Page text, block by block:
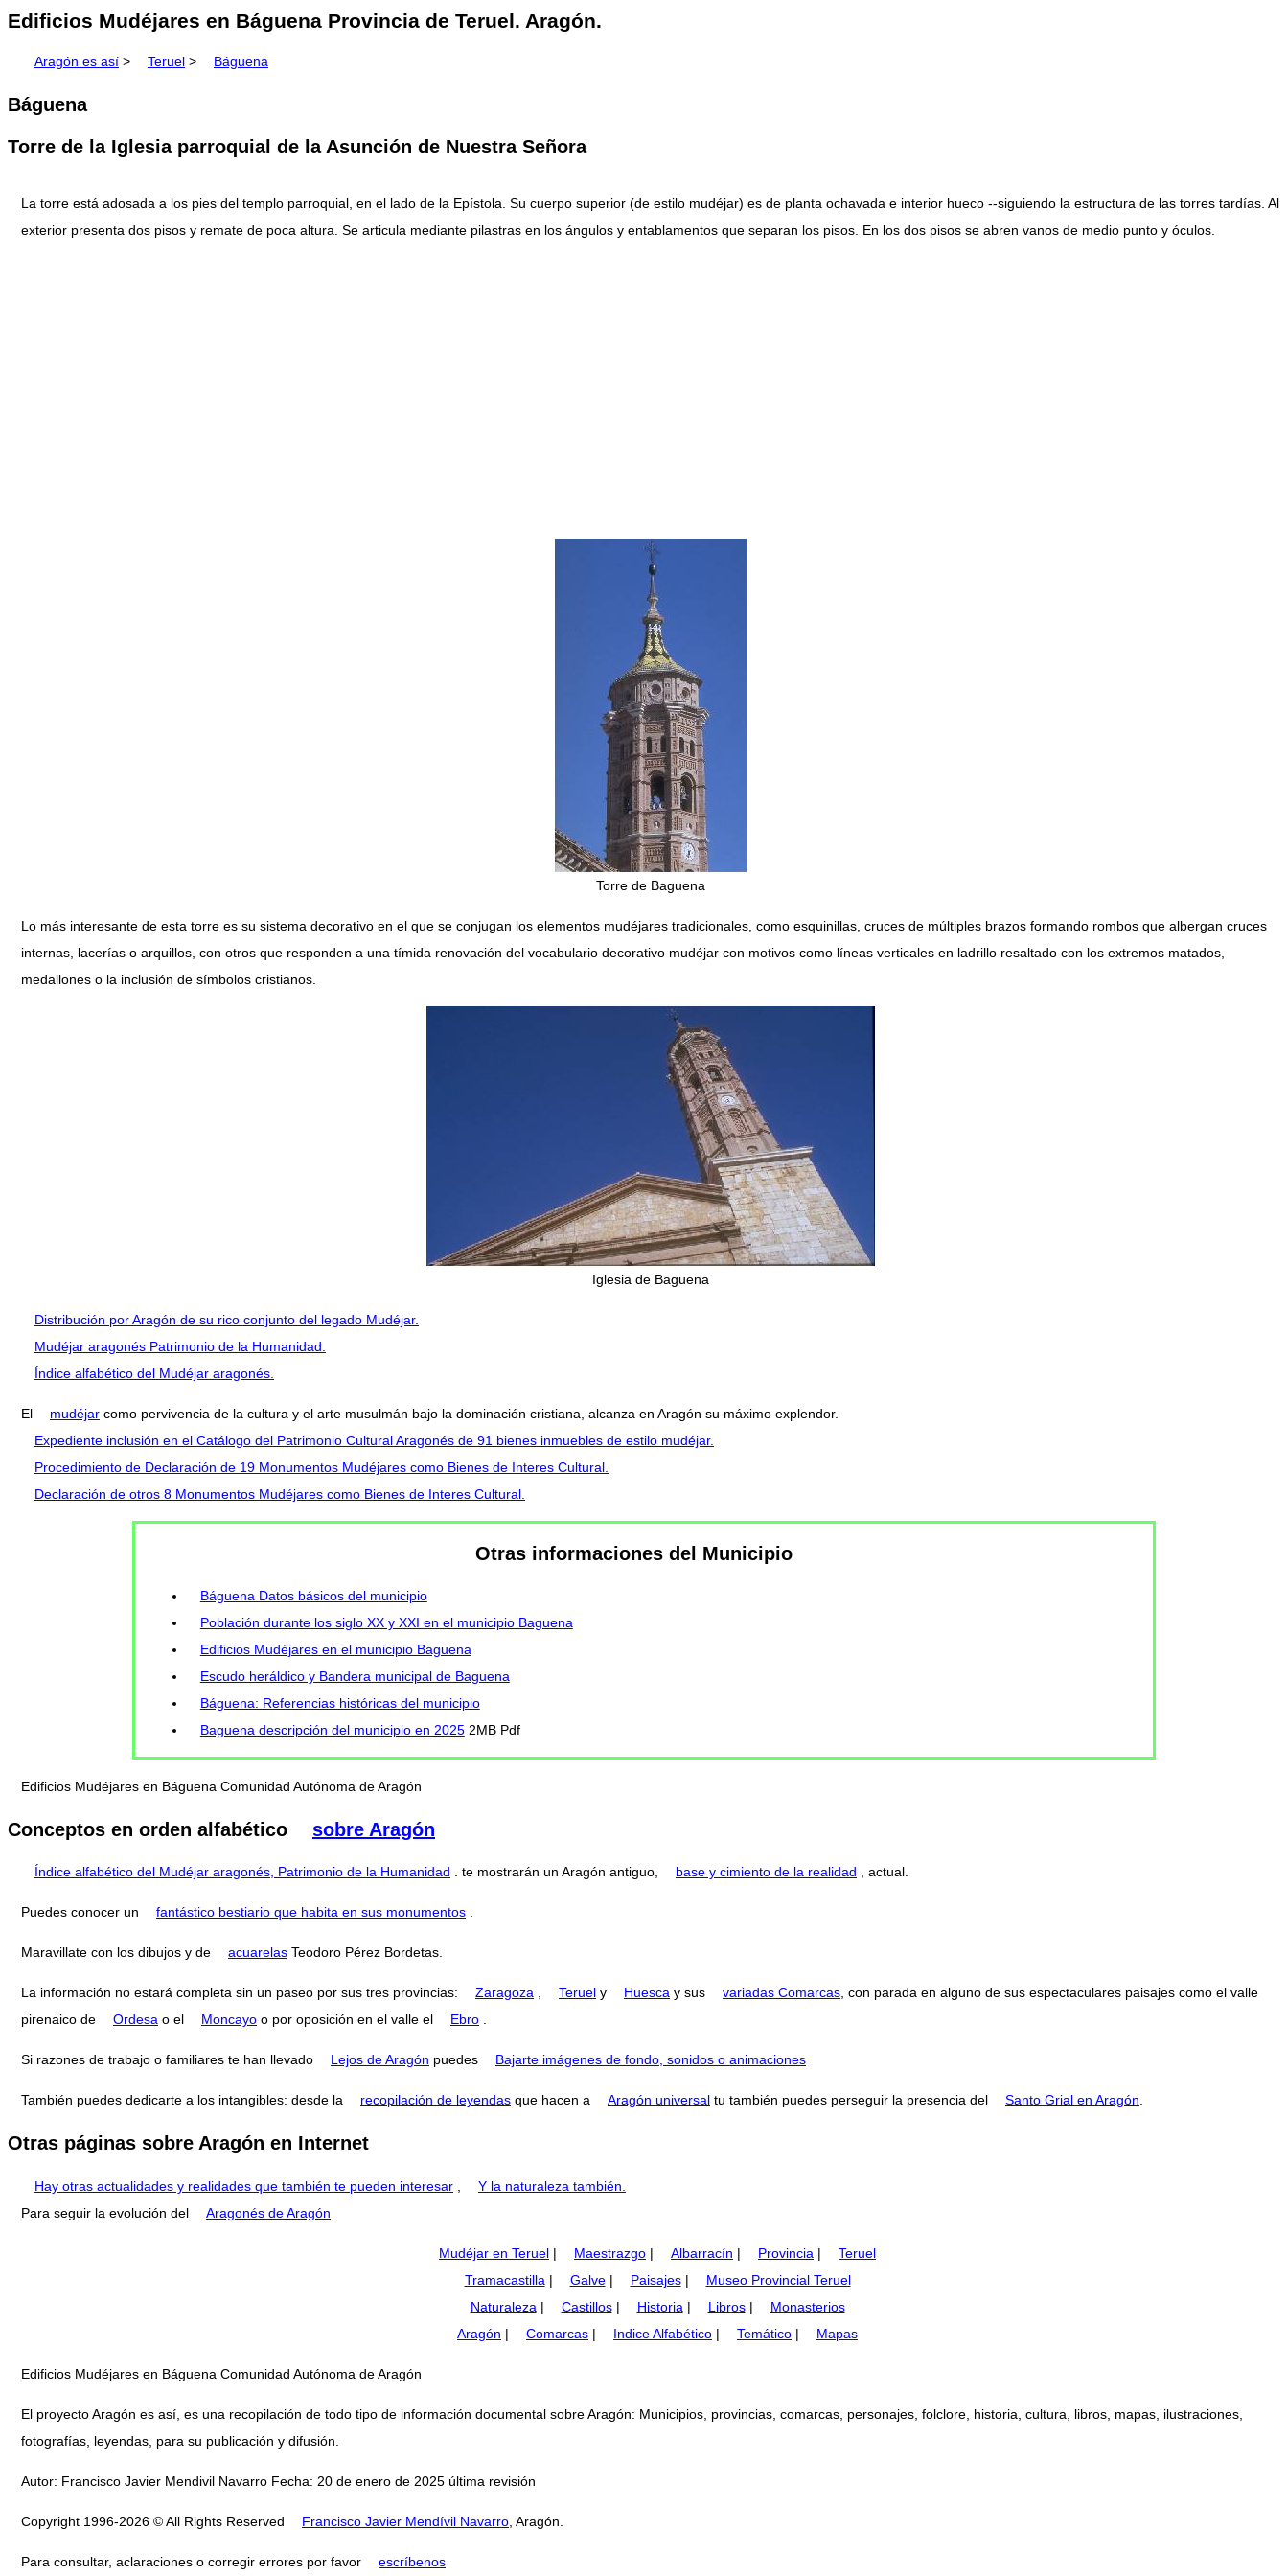
Edificios Mudéjares en Báguena Provincia de Teruel. Aragón.
Aragón es así > Teruel > Báguena
Báguena
Torre de la Iglesia parroquial de la Asunción de Nuestra Señora
La torre está adosada a los pies del templo parroquial, en el lado de la Epístola. Su cuerpo superior (de estilo mudéjar) es de planta ochavada e interior hueco --siguiendo la estructura de las torres tardías. Al
exterior presenta dos pisos y remate de poca altura. Se articula mediante pilastras en los ángulos y entablamentos que separan los pisos. En los dos pisos se abren vanos de medio punto y óculos.
Torre de Baguena
Lo más interesante de esta torre es su sistema decorativo en el que se conjugan los elementos mudéjares tradicionales, como esquinillas, cruces de múltiples brazos formando rombos que albergan cruces
internas, lacerías o arquillos, con otros que responden a una tímida renovación del vocabulario decorativo mudéjar con motivos como líneas verticales en ladrillo resaltado con los extremos matados,
medallones o la inclusión de símbolos cristianos.
Iglesia de Baguena
Distribución por Aragón de su rico conjunto del legado Mudéjar.
Mudéjar aragonés Patrimonio de la Humanidad.
Índice alfabético del Mudéjar aragonés.
El mudéjar como pervivencia de la cultura y el arte musulmán bajo la dominación cristiana, alcanza en Aragón su máximo explendor.
Expediente inclusión en el Catálogo del Patrimonio Cultural Aragonés de 91 bienes inmuebles de estilo mudéjar.
Procedimiento de Declaración de 19 Monumentos Mudéjares como Bienes de Interes Cultural.
Declaración de otros 8 Monumentos Mudéjares como Bienes de Interes Cultural.
Otras informaciones del Municipio
Báguena Datos básicos del municipio
Población durante los siglo XX y XXI en el municipio Baguena
Edificios Mudéjares en el municipio Baguena
Escudo heráldico y Bandera municipal de Baguena
Báguena: Referencias históricas del municipio
Baguena descripción del municipio en 20252MB Pdf
Edificios Mudéjares en Báguena Comunidad Autónoma de Aragón
Conceptos en orden alfabético sobre Aragón
Índice alfabético del Mudéjar aragonés, Patrimonio de la Humanidad . te mostrarán un Aragón antiguo, base y cimiento de la realidad , actual.
Puedes conocer un fantástico bestiario que habita en sus monumentos .
Maravillate con los dibujos y de acuarelas Teodoro Pérez Bordetas.
La información no estará completa sin un paseo por sus tres provincias: Zaragoza , Teruel y Huesca y sus variadas Comarcas, con parada en alguno de sus espectaculares paisajes como el valle
pirenaico de
Ordesa o el Moncayo o por oposición en el valle el Ebro .
Si razones de trabajo o familiares te han llevado Lejos de Aragón puedes Bajarte imágenes de fondo, sonidos o animaciones
También puedes dedicarte a los intangibles: desde la recopilación de leyendas que hacen a Aragón universal tu también puedes perseguir la presencia del Santo Grial en Aragón.
Otras páginas sobre Aragón en Internet
Hay otras actualidades y realidades que también te pueden interesar
Y la naturaleza también.
Para seguir la evolución del
Aragonés de Aragón
Mudéjar en Teruel | Maestrazgo | Albarracín | Provincia |
Teruel
Tramacastilla | Galve| Paisajes|
Museo Provincial Teruel
Naturaleza | Castillos| Historia | Libros|
Monasterios
Aragón | Comarcas | Indice Alfabético | Temático | Mapas
Edificios Mudéjares en Báguena Comunidad Autónoma de Aragón
El proyecto Aragón es así, es una recopilación de todo tipo de información documental sobre Aragón: Municipios, provincias, comarcas, personajes, folclore, historia, cultura, libros, mapas, ilustraciones,
fotografías, leyendas, para su publicación y difusión.
Autor: Francisco Javier Mendivil Navarro Fecha: 20 de enero de 2025 última revisión
Copyright 1996-2026 © All Rights Reserved Francisco Javier Mendívil Navarro , Aragón.
Para consultar, aclaraciones o corregir errores por favor escríbenos